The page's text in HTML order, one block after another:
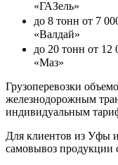
«ГАЗель»
до 8 тонн от 7
«Валдай»
до 20 тонн от 12
«Маз»
Грузоперевозки
железнодорожным
индивидуальным
Для клиентов из Уфы
самовывоз продукции